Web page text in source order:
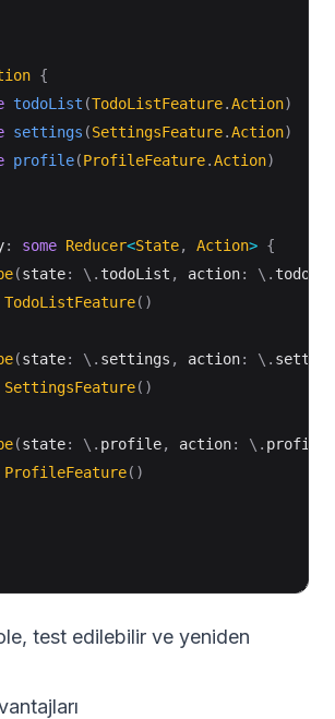
{
todoList (TodoListFeature.Action)
settings (SettingsFeature.Action)
profile(ProfileFeature.Action)
: some Reducer<State, Action> {
(state: \ . todoList , action: \ .
TodoListFeature( )
(state: \ . settings , action: \ .
SettingsFeature( )
(state: \ . profile, action: \ . profile
ProfileFeature( )
test edilebilir ve yeniden